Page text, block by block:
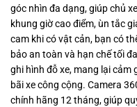
góc nhìn đa dạng, giúp chủ
khung giờ cao điểm, ùn tắc
cam khi có vật cản, bạn có
bảo an toàn và hạn chế tối
ghi hình đỗ xe, mang lại cảm
bãi xe công cộng. Camera
chính hãng 12 tháng, giúp